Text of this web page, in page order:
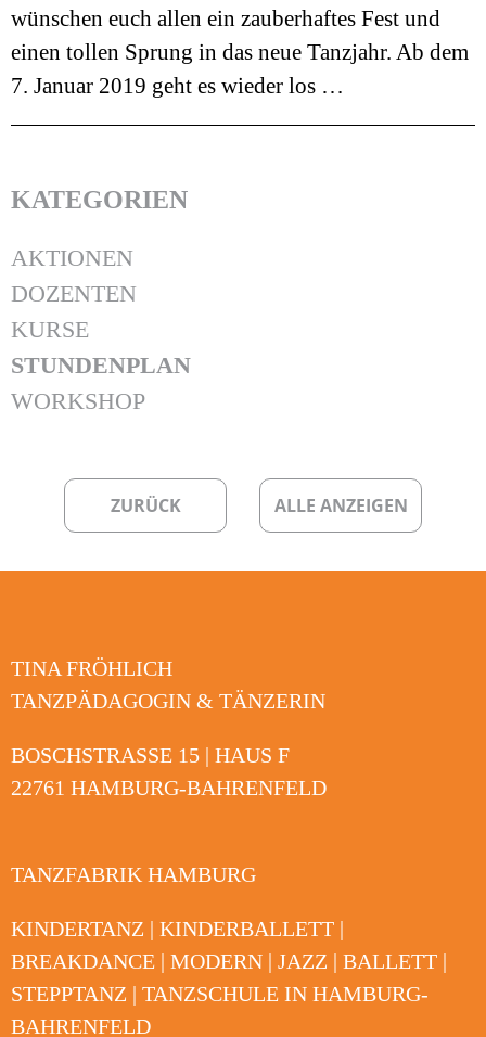
wünschen euch allen ein zauberhaftes Fest und
einen tollen Sprung in das neue Tanzjahr. Ab dem
7. Januar 2019 geht es wieder los …
KATEGORIEN
AKTIONEN
DOZENTEN
KURSE
STUNDENPLAN
WORKSHOP
ZURÜCK ALLE ANZEIGEN
TINA FRÖHLICH
TANZPÄDAGOGIN & TÄNZERIN
BOSCHSTRASSE 15 | HAUS F
22761 HAMBURG-BAHRENFELD
TANZFABRIK HAMBURG
KINDERTANZ | KINDERBALLETT |
BREAKDANCE | MODERN | JAZZ | BALLETT |
STEPPTANZ | TANZSCHULE IN HAMBURG-
BAHRENFELD